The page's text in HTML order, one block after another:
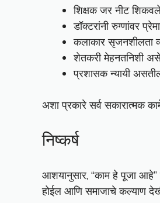
शिक्षक जर नीट
डॉक्टरांनी रुग्णांवर
कलाकार सृजनशीलता
शेतकरी मेहनतनिशी
प्रशासक न्यायी
अशा प्रकारे सर्व सकारात्मक
निष्कर्ष
आशयानुसार, “काम हे पूजा आहे”
होईल आणि समाजाचे कल्याण